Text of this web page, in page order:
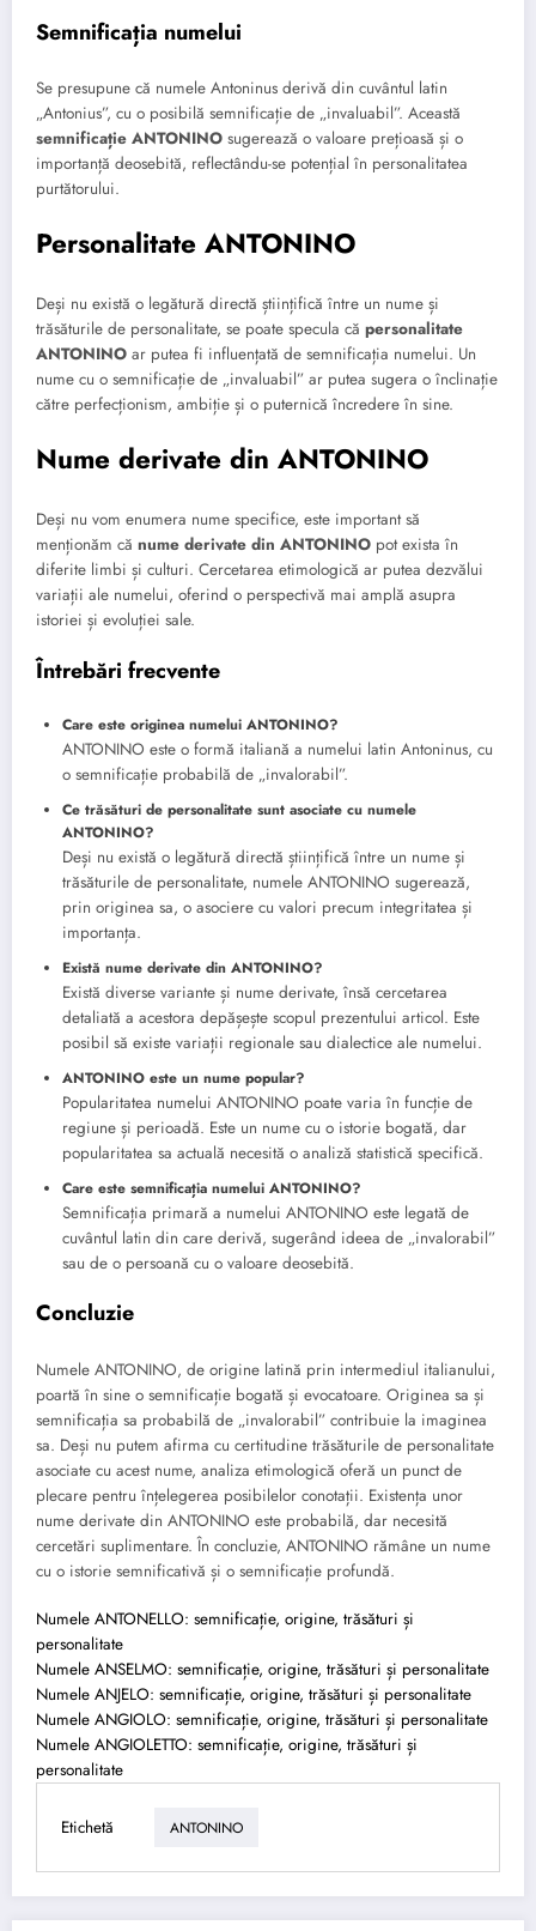
Semnificația numelui
Se presupune că numele Antoninus derivă din cuvântul latin
„Antonius”, cu o posibilă semnificație de „invaluabil”. Această
semnificație ANTONINO sugerează o valoare prețioasă și o
importanță deosebită, reflectându-se potențial în personalitatea
purtătorului.
Personalitate ANTONINO
Deși nu există o legătură directă științifică între un nume și
trăsăturile de personalitate, se poate specula că personalitate
ANTONINO ar putea fi influențată de semnificația numelui. Un
nume cu o semnificație de „invaluabil” ar putea sugera o înclinație
către perfecționism, ambiție și o puternică încredere în sine.
Nume derivate din ANTONINO
Deși nu vom enumera nume specifice, este important să
menționăm că nume derivate din ANTONINO pot exista în
diferite limbi și culturi. Cercetarea etimologică ar putea dezvălui
variații ale numelui, oferind o perspectivă mai amplă asupra
istoriei și evoluției sale.
Întrebări frecvente
Care este originea numelui ANTONINO?
ANTONINO este o formă italiană a numelui latin Antoninus, cu
o semnificație probabilă de „invalorabil”.
Ce trăsături de personalitate sunt asociate cu numele
ANTONINO?
Deși nu există o legătură directă științifică între un nume și
trăsăturile de personalitate, numele ANTONINO sugerează,
prin originea sa, o asociere cu valori precum integritatea și
importanța.
Există nume derivate din ANTONINO?
Există diverse variante și nume derivate, însă cercetarea
detaliată a acestora depășește scopul prezentului articol. Este
posibil să existe variații regionale sau dialectice ale numelui.
ANTONINO este un nume popular?
Popularitatea numelui ANTONINO poate varia în funcție de
regiune și perioadă. Este un nume cu o istorie bogată, dar
popularitatea sa actuală necesită o analiză statistică specifică.
Care este semnificația numelui ANTONINO?
Semnificația primară a numelui ANTONINO este legată de
cuvântul latin din care derivă, sugerând ideea de „invalorabil”
sau de o persoană cu o valoare deosebită.
Concluzie
Numele ANTONINO, de origine latină prin intermediul italianului,
poartă în sine o semnificație bogată și evocatoare. Originea sa și
semnificația sa probabilă de „invalorabil” contribuie la imaginea
sa. Deși nu putem afirma cu certitudine trăsăturile de personalitate
asociate cu acest nume, analiza etimologică oferă un punct de
plecare pentru înțelegerea posibilelor conotații. Existența unor
nume derivate din ANTONINO este probabilă, dar necesită
cercetări suplimentare. În concluzie, ANTONINO rămâne un nume
cu o istorie semnificativă și o semnificație profundă.
Numele ANTONELLO: semnificație, origine, trăsături și
personalitate
Numele ANSELMO: semnificație, origine, trăsături și personalitate
Numele ANJELO: semnificație, origine, trăsături și personalitate
Numele ANGIOLO: semnificație, origine, trăsături și personalitate
Numele ANGIOLETTO: semnificație, origine, trăsături și
personalitate
Etichetă ANTONINO